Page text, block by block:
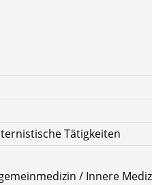
Tätigkeiten
/ Innere